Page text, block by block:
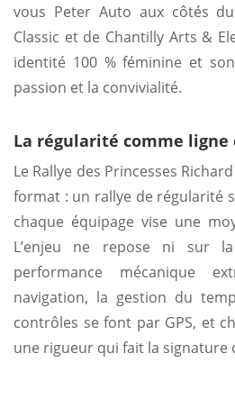
vous Peter Auto aux côtés
Classic et de Chantilly Arts &
identité 100 % féminine et
passion et la convivialité.
La régularité comme ligne
Le Rallye des Princesses
format : un rallye de régularité
chaque équipage vise une
L’enjeu ne repose ni sur
performance mécanique
navigation, la gestion du
contrôles se font par GPS, et
une rigueur qui fait la signature